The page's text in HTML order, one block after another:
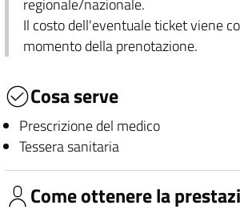
regionale/nazionale.
Il costo dell'eventuale ticket viene
momento della prenotazione.
Cosa serve
Prescrizione del medico
Tessera sanitaria
Come ottenere la